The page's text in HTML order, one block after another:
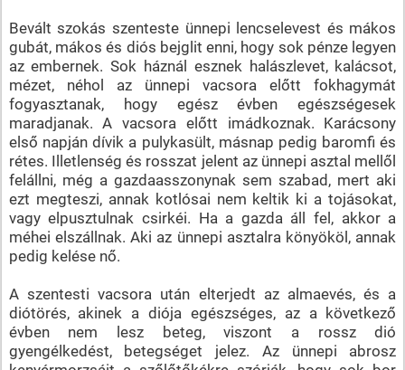
Bevált szokás szenteste ünnepi lencselevest és mákos
gubát, mákos és diós bejglit enni, hogy sok pénze legyen
az embernek. Sok háznál esznek halászlevet, kalácsot,
mézet, néhol az ünnepi vacsora előtt fokhagymát
fogyasztanak, hogy egész évben egészségesek
maradjanak. A vacsora előtt imádkoznak. Karácsony
első napján dívik a pulykasült, másnap pedig baromfi és
rétes. Illetlenség és rosszat jelent az ünnepi asztal mellől
felállni, még a gazdaasszonynak sem szabad, mert aki
ezt megteszi, annak kotlósai nem keltik ki a tojásokat,
vagy elpusztulnak csirkéi. Ha a gazda áll fel, akkor a
méhei elszállnak. Aki az ünnepi asztalra könyököl, annak
pedig kelése nő.
A szentesti vacsora után elterjedt az almaevés, és a
diótörés, akinek a diója egészséges, az a következő
évben nem lesz beteg, viszont a rossz dió
gyengélkedést, betegséget jelez. Az ünnepi abrosz